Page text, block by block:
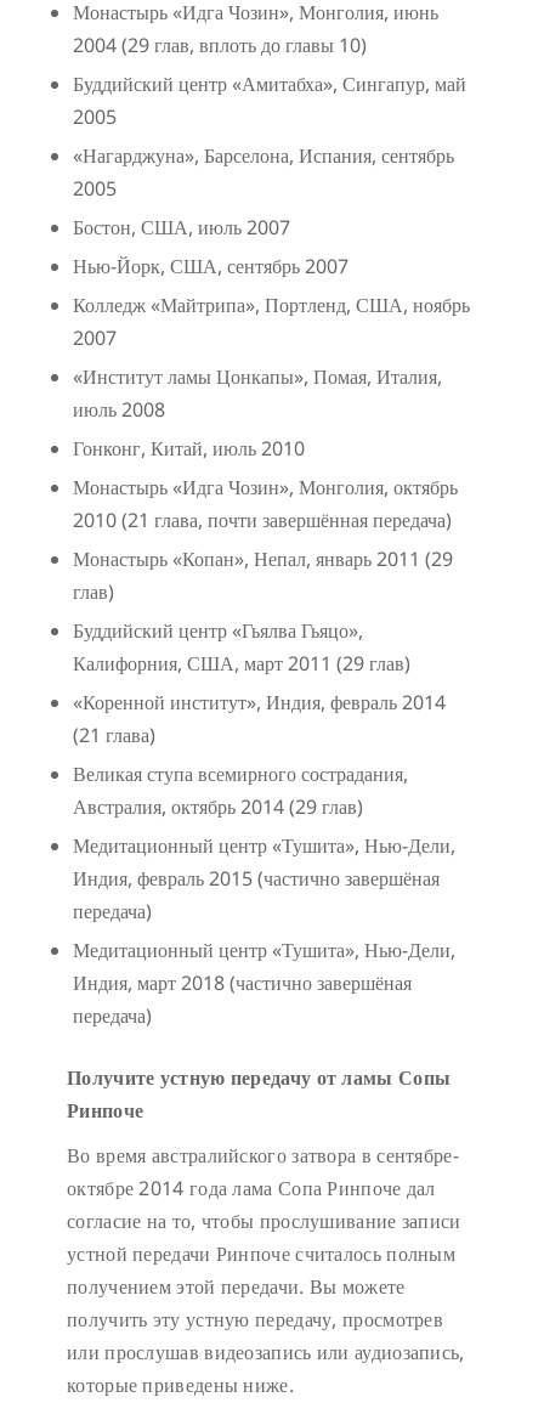
Монастырь «Идга Чозин», Монголия, июнь
2004 (29 глав, вплоть до главы 10)
Буддийский центр «Амитабха», Сингапур, май
2005
«Нагарджуна», Барселона, Испания, сентябрь
2005
Бостон, США, июль 2007
Нью-Йорк, США, сентябрь 2007
Колледж «Майтрипа», Портленд, США, ноябрь
2007
«Институт ламы Цонкапы», Помая, Италия,
июль 2008
Гонконг, Китай, июль 2010
Монастырь «Идга Чозин», Монголия, октябрь
2010 (21 глава, почти завершённая передача)
Монастырь «Копан», Непал, январь 2011 (29
глав)
Буддийский центр «Гьялва Гьяцо»,
Калифорния, США, март 2011 (29 глав)
«Коренной институт», Индия, февраль 2014
(21 глава)
Великая ступа всемирного сострадания,
Австралия, октябрь 2014 (29 глав)
Медитационный центр «Тушита», Нью-Дели,
Индия, февраль 2015 (частично завершёная
передача)
Медитационный центр «Тушита», Нью-Дели,
Индия, март 2018 (частично завершёная
передача)
Получите устную передачу от ламы Сопы
Ринпоче
Во время австралийского затвора в сентябре-
октябре 2014 года лама Сопа Ринпоче дал
согласие на то, чтобы прослушивание записи
устной передачи Ринпоче считалось полным
получением этой передачи. Вы можете
получить эту устную передачу, просмотрев
или прослушав видеозапись или аудиозапись,
которые приведены ниже.